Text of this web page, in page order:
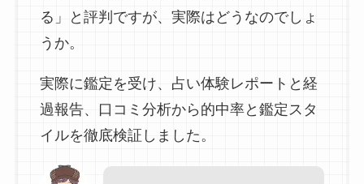
る」と評判ですが、実際はどうなのでしょ
うか。
実際に鑑定を受け、占い体験レポートと経
過報告、口コミ分析から的中率と鑑定スタ
イルを徹底検証しました。